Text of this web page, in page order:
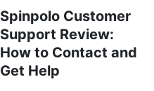
Spinpolo Customer
Support Review:
How to Contact and
Get Help